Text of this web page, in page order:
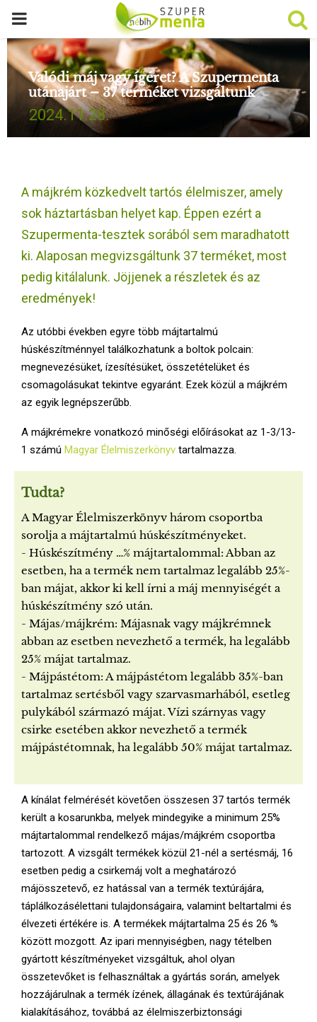
P
R
I
M
R
M
N
U
Valódi máj vagy ígéret? A Szupermenta
utánajárt – 37 terméket vizsgáltunk
2024.11.28.
A májkrém közkedvelt tartós élelmiszer, amely
sok háztartásban helyet kap. Éppen ezért a
Szupermenta-tesztek sorából sem maradhatott
ki. Alaposan megvizsgáltunk 37 terméket, most
pedig kitálalunk. Jöjjenek a részletek és az
eredmények!
Az utóbbi években egyre több májtartalmú
húskészítménnyel találkozhatunk a boltok polcain:
megnevezésüket, ízesítésüket, összetételüket és
csomagolásukat tekintve egyaránt. Ezek közül a májkrém
az egyik legnépszerűbb.
A májkrémekre vonatkozó minőségi előírásokat az 1-3/13-
1 számú Magyar Élelmiszerkönyv tartalmazza.
Tudta?
A Magyar Élelmiszerkönyv három csoportba
sorolja a májtartalmú húskészítményeket.
- Húskészítmény …% májtartalommal: Abban az
esetben, ha a termék nem tartalmaz legalább 25%-
ban májat, akkor ki kell írni a máj mennyiségét a
húskészítmény szó után.
- Májas/májkrém: Májasnak vagy májkrémnek
abban az esetben nevezhető a termék, ha legalább
25% májat tartalmaz.
- Májpástétom: A májpástétom legalább 35%-ban
tartalmaz sertésből vagy szarvasmarhából, esetleg
pulykából származó májat. Vízi szárnyas vagy
csirke esetében akkor nevezhető a termék
májpástétomnak, ha legalább 50% májat tartalmaz.
A kínálat felmérését követően összesen 37 tartós termék
került a kosarunkba, melyek mindegyike a minimum 25%
májtartalommal rendelkező májas/májkrém csoportba
tartozott. A vizsgált termékek közül 21-nél a sertésmáj, 16
esetben pedig a csirkemáj volt a meghatározó
májösszetevő, ez hatással van a termék textúrájára,
táplálkozásélettani tulajdonságaira, valamint beltartalmi és
élvezeti értékére is. A termékek májtartalma 25 és 26 %
között mozgott. Az ipari mennyiségben, nagy tételben
gyártott készítményeket vizsgáltuk, ahol olyan
összetevőket is felhasználtak a gyártás során, amelyek
hozzájárulnak a termék ízének, állagának és textúrájának
kialakításához, továbbá az élelmiszerbiztonsági